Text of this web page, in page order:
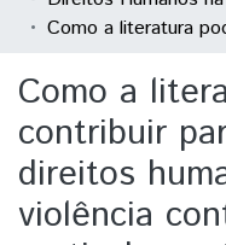
Statistics
Como a
contribuir
direitos
violência